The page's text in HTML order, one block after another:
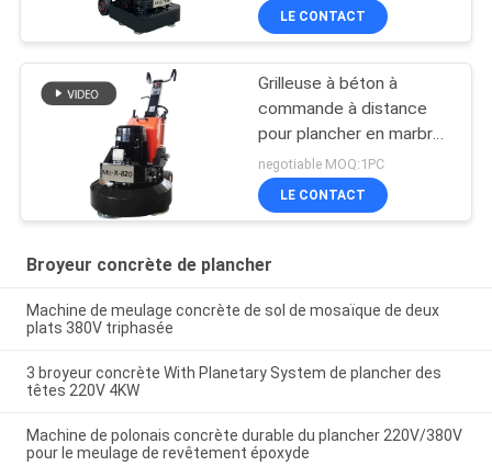
LE CONTACT
Grilleuse à béton à
commande à distance
pour plancher en marbre
de granit de Terrazzo
negotiable MOQ:1PC
LE CONTACT
Broyeur concrète de plancher
Machine de meulage concrète de sol de mosaïque de deux
plats 380V triphasée
3 broyeur concrète With Planetary System de plancher des
têtes 220V 4KW
Machine de polonais concrète durable du plancher 220V/380V
pour le meulage de revêtement époxyde